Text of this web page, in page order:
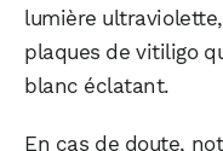
lumière
plaques de vitiligo
blanc éclatant.
En cas de doute,